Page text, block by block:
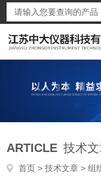
ARTICLE 技术
首页 >技术文章 > 组